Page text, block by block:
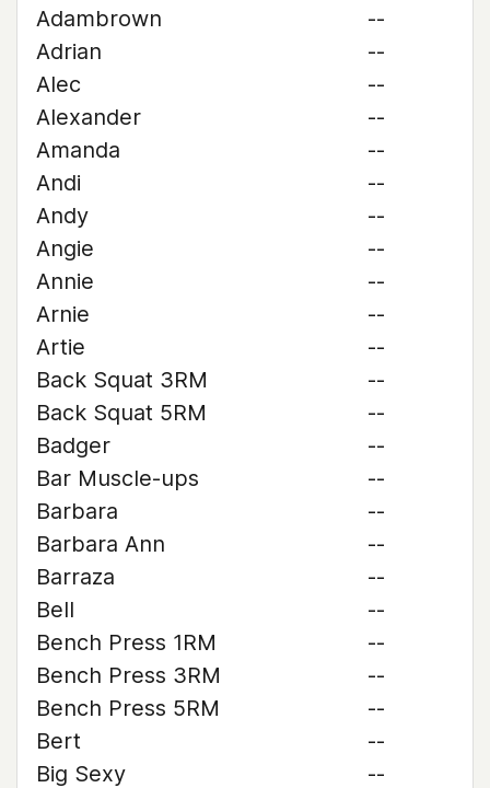
Adambrown
--
Adrian
--
Alec
--
Alexander
--
Amanda
--
Andi
--
Andy
--
Angie
--
Annie
--
Arnie
--
Artie
--
Back Squat 3RM
--
Back Squat 5RM
--
Badger
--
Bar Muscle-ups
--
Barbara
--
Barbara Ann
--
Barraza
--
Bell
--
Bench Press 1RM
--
Bench Press 3RM
--
Bench Press 5RM
--
Bert
--
Big Sexy
--